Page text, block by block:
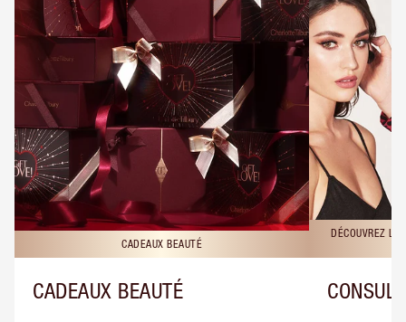
CADEAUX BEAUTÉ
CADEAUX BEAUTÉ
DÉCOUVREZ